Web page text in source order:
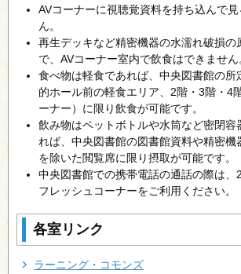
AVコーナーに視聴覚資料を持ち込んで
ん。
再生デッキなど精密機器の水濡れ破損の
で、AVコーナー室内で飲食はできません
食べ物は軽食であれば、中央図書館の所
的ホール前の軽食エリア、2階・3階・4
ーナー）に限り飲食が可能です。
飲み物はペットボトルや水筒など密閉容
れば、中央図書館の図書館資料や精密機
を除いた閲覧席に限り摂取が可能です。
中央図書館での携帯電話の通話の際は、
フレッシュコーナーをご利用ください。
各室リンク
ラーニング・コモンズ